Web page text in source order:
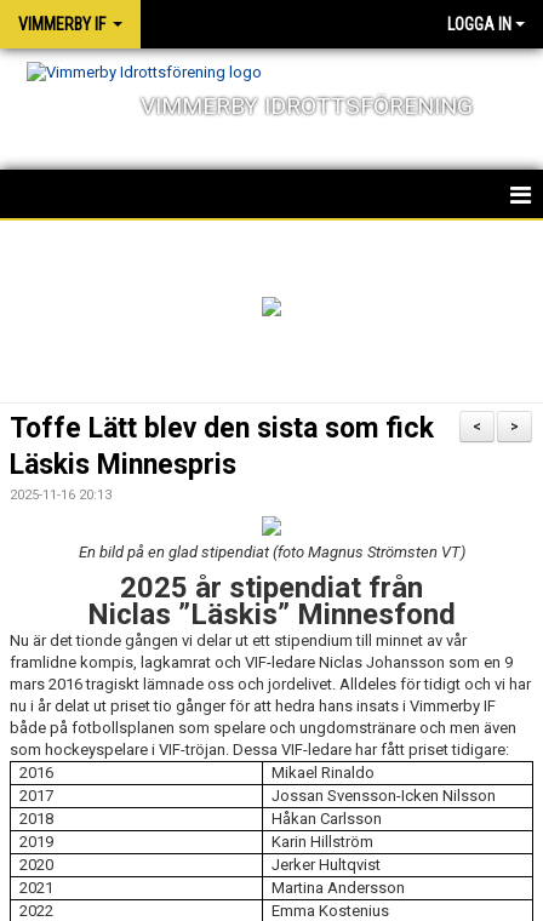
VIMMERBY IF LOGGA IN
VIMMERBY IDROTTSFÖRENING
OM FÖRENINGEN
BARN & UNGDOMSVERKSAMHET
STÖTTA VIF
KONTAKT / BOKNING
>
<
Toffe Lätt blev den sista som fick
Läskis Minnespris
2025-11-16 20:13
En bild på en glad stipendiat (foto Magnus Strömsten VT)
2025 år stipendiat från
Niclas ”Läskis” Minnesfond
Nu är det tionde gången vi delar ut ett stipendium till minnet av vår
framlidne kompis, lagkamrat och VIF-ledare Niclas Johansson som en 9
mars 2016 tragiskt lämnade oss och jordelivet. Alldeles för tidigt och vi har
nu i år delat ut priset tio gånger för att hedra hans insats i Vimmerby IF
både på fotbollsplanen som spelare och ungdomstränare och men även
som hockeyspelare i VIF-tröjan. Dessa VIF-ledare har fått priset tidigare:
2016
Mikael Rinaldo
2017
Jossan Svensson-Icken Nilsson
2018
Håkan Carlsson
2019
Karin Hillström
2020
Jerker Hultqvist
2021
Martina Andersson
2022
Emma Kostenius